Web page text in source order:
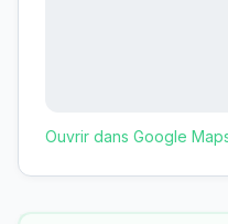
Ouvrir dans Google